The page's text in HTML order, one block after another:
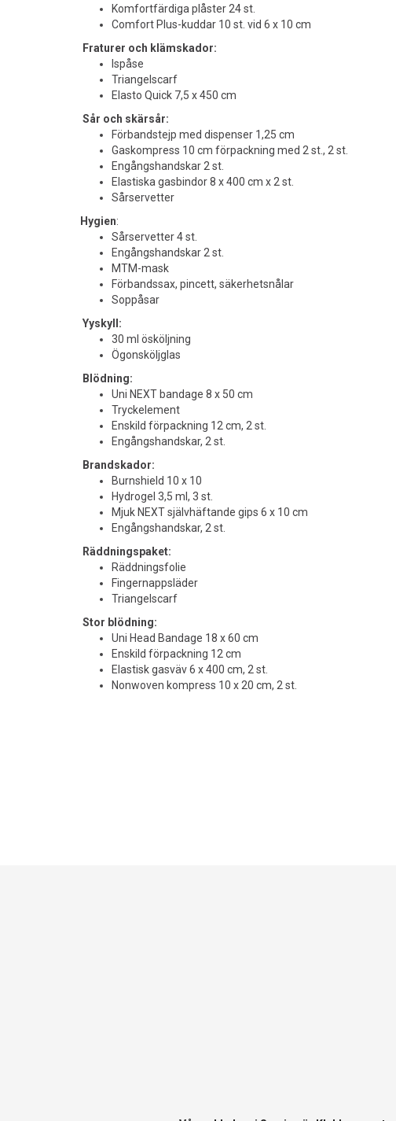
Komfortfärdiga plåster 24 st.
Comfort Plus-kuddar 10 st. vid 6 x 10 cm
Fraturer och klämskador:
Ispåse
Triangelscarf
Elasto Quick 7,5 x 450 cm
Sår och skärsår:
Förbandstejp med dispenser 1,25 cm
Gaskompress 10 cm förpackning med 2 st., 2 st.
Engångshandskar 2 st.
Elastiska gasbindor 8 x 400 cm x 2 st.
Sårservetter
Hygien:
Sårservetter 4 st.
Engångshandskar 2 st.
MTM-mask
Förbandssax, pincett, säkerhetsnålar
Soppåsar
Yyskyll:
30 ml ösköljning
Ögonsköljglas
Blödning:
Uni NEXT bandage 8 x 50 cm
Tryckelement
Enskild förpackning 12 cm, 2 st.
Engångshandskar, 2 st.
Brandskador:
Burnshield 10 x 10
Hydrogel 3,5 ml, 3 st.
Mjuk NEXT självhäftande gips 6 x 10 cm
Engångshandskar, 2 st.
Räddningspaket:
Räddningsfolie
Fingernappsläder
Triangelscarf
Stor blödning:
Uni Head Bandage 18 x 60 cm
Enskild förpackning 12 cm
Elastisk gasväv 6 x 400 cm, 2 st.
Nonwoven kompress 10 x 20 cm, 2 st.